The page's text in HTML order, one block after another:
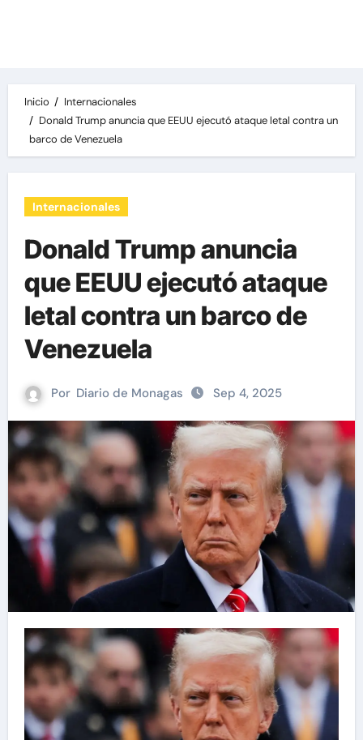
Inicio
Internacionales
Donald Trump anuncia que EEUU ejecutó ataque letal contra un
barco de Venezuela
Internacionales
Donald Trump anuncia
que EEUU ejecutó ataque
letal contra un barco de
Venezuela
Por Diario de Monagas Sep 4, 2025